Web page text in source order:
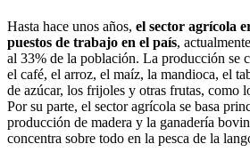
Hasta hace unos años, el sector agrícola
puestos de trabajo en el país,
al 33% de la población. La producción se
el café, el arroz, el maíz, la mandioca, el
de azúcar, los frijoles y otras frutas, como
Por su parte, el sector agrícola se basa
producción de madera y la ganadería
concentra sobre todo en la pesca de la